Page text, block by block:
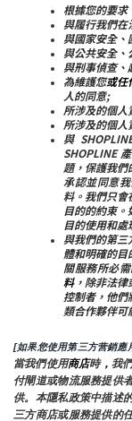
根據您的要
與履行我們
與國家安全
與公共安全
與刑事偵查
為維護您或任
人的同意;
所涉及的個人
所涉及的個人
與
SHOPLINE
題，保護我
承認並同意
料。我們只會
目的的約束
目的使用和
與我們的第
體和明確的
關服務所必
料，除非法律
控制者，他
類合作夥伴可
[如果您使用第三方营銷應
當我們使用商店時， 我
付閘道或物流服務提供
供。本隱私政策中描述
三方商店或服務提供的